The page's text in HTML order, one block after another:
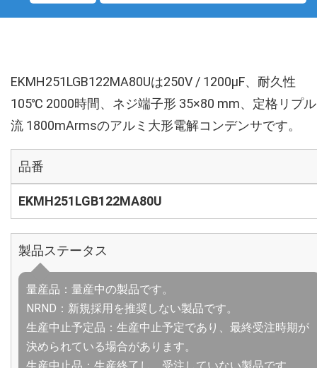
EKMH251LGB122MA80Uは250V / 1200µF、耐久性
105℃ 2000時間、ネジ端子形 35×80 mm、定格リプ
流 1800mArmsのアルミ大形電解コンデンサです。
品番
EKMH251LGB122MA80U
製品ステータス
量産品：量産中の製品です。
NRND：新規採用を推奨しない製品です。
生産中止予定品：生産中止予定であり、最終受注時期が
決められている場合があります。